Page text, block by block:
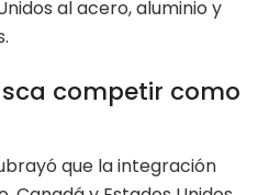
al acero, aluminio y
competir como
que la integración